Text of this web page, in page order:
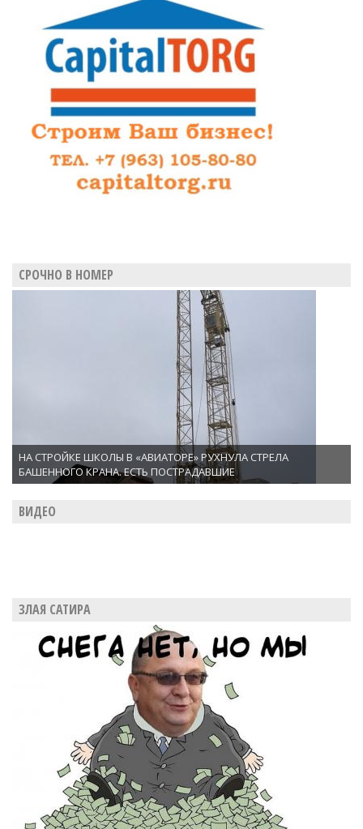
знаковым
явлением
обрушение
дома
под
Саратовом
СРОЧНО В НОМЕР
НА СТРОЙКЕ ШКОЛЫ В «АВИАТОРЕ» РУХНУЛА СТРЕЛА
БАШЕННОГО КРАНА. ЕСТЬ ПОСТРАДАВШИЕ
ВИДЕО
ЗЛАЯ САТИРА